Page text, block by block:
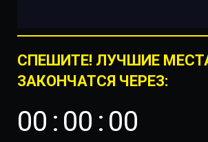
СПЕШИТЕ! ЛУЧШИЕ
ЗАКОНЧАТСЯ ЧЕРЕЗ:
00 : 00 : 00